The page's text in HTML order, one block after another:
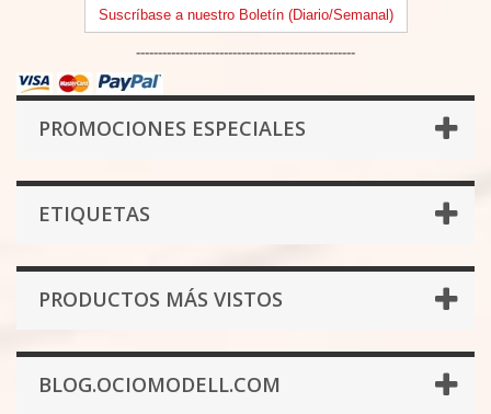
Suscríbase a nuestro Boletín (Diario/Semanal)
--------------------------------------------------
PROMOCIONES ESPECIALES
ETIQUETAS
PRODUCTOS MÁS VISTOS
BLOG.OCIOMODELL.COM